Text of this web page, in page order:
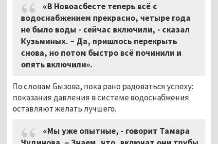
«В Новоасбесте теперь всё с
водоснабжением прекрасно, четыре года
не было воды - сейчас включили, - сказал
Кузьминых. – Да, пришлось перекрыть
снова, но потом быстро всё починили и
опять включили».
По словам Бызова, пока рано радоваться успеху:
показания давления в системе водоснабжения
оставляют желать лучшего.
«Мы уже опытные, - говорит Тамара